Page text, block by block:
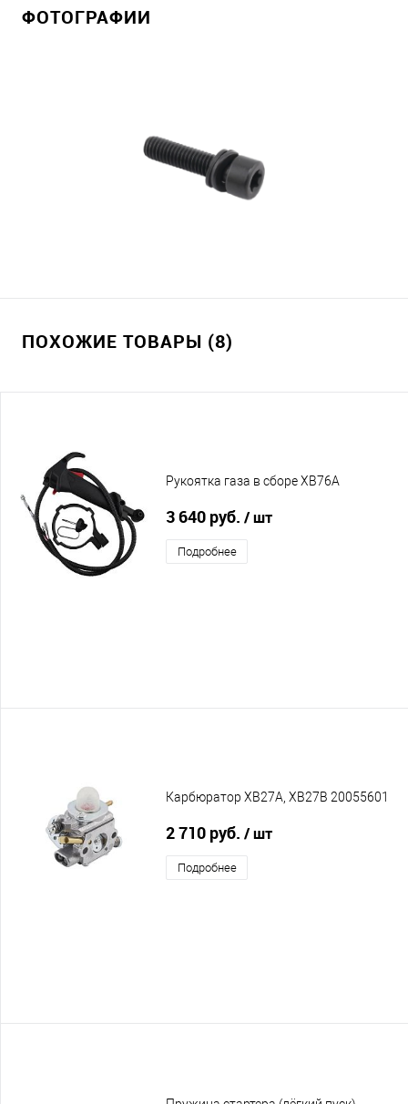
ФОТОГРАФИИ
ПОХОЖИЕ ТОВАРЫ (8)
Рукоятка газа в сборе XB76A
3 640 руб. / шт
Подробнее
Карбюратор XB27A, XB27B 20055601
2 710 руб. / шт
Подробнее